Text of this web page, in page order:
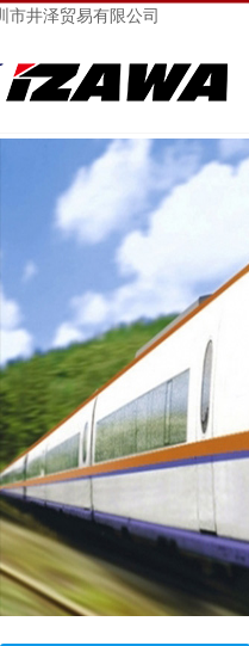
市井泽贸易有限公司